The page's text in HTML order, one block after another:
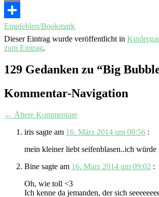
Email
Empfehlen/Bookmark
Dieser Eintrag wurde veröffentlicht in
zum Eintrag.
129 Gedanken zu “Big
Kommentar-Navigation
← Ältere Kommentare
iris sagte am 16. März 2014 um 08:56 :
mein kleiner liebt seifenblasen..ich
Bine sagte am 16. März 2014 um 09:02 :
Oh, wie toll <3
Ich kenne da jemanden, der sich